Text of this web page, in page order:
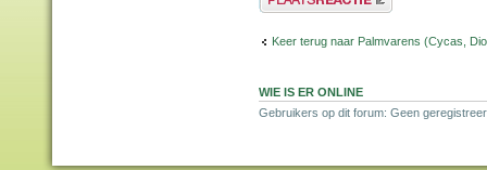
Keer terug naar Palmvarens (Cycas,
WIE IS ER ONLINE
Gebruikers op dit forum: Geen